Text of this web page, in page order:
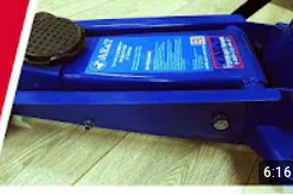
6:16